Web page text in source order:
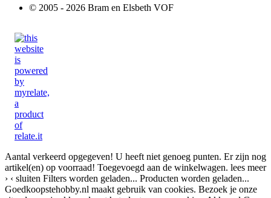
© 2005 - 2026 Bram en Elsbeth VOF
Aantal verkeerd opgegeven! U heeft niet genoeg punten. Er zijn nog
artikel(en) op voorraad! Toegevoegd aan de winkelwagen. lees meer
› ‹ sluiten Filters worden geladen... Producten worden geladen...
Goedkoopstehobby.nl maakt gebruik van cookies. Bezoek je onze